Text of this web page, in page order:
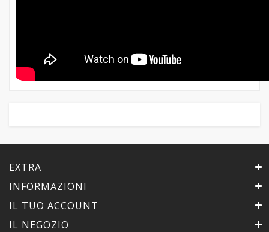
EXTRA
INFORMAZIONI
IL TUO ACCOUNT
IL NEGOZIO